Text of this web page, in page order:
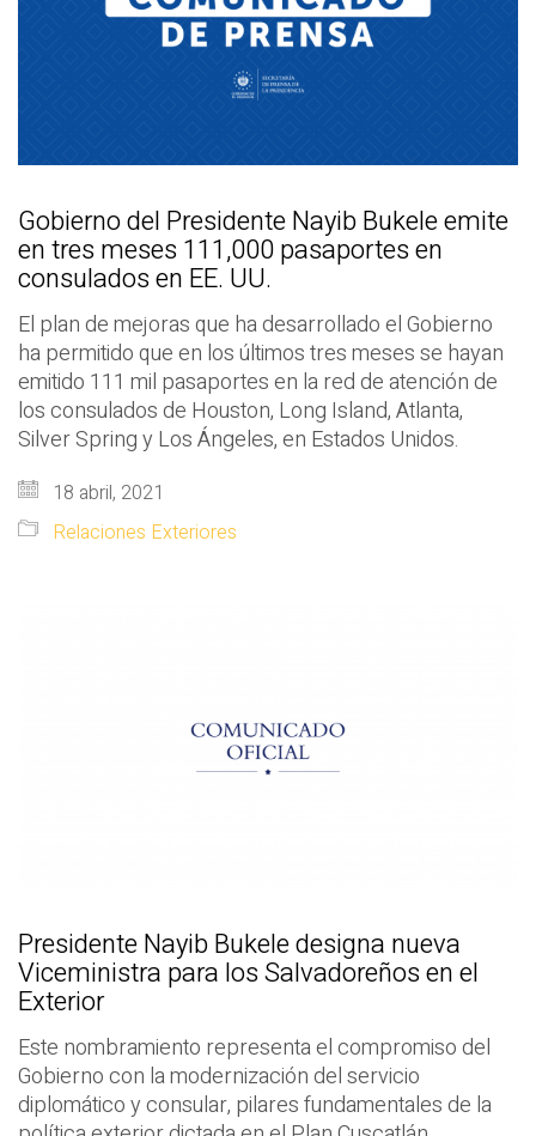
Gobierno del Presidente Nayib Bukele emite
en tres meses 111,000 pasaportes en
consulados en EE. UU.
El plan de mejoras que ha desarrollado el Gobierno
ha permitido que en los últimos tres meses se hayan
emitido 111 mil pasaportes en la red de atención de
los consulados de Houston, Long Island, Atlanta,
Silver Spring y Los Ángeles, en Estados Unidos.
18 abril, 2021
Relaciones Exteriores
Presidente Nayib Bukele designa nueva
Viceministra para los Salvadoreños en el
Exterior
Este nombramiento representa el compromiso del
Gobierno con la modernización del servicio
diplomático y consular, pilares fundamentales de la